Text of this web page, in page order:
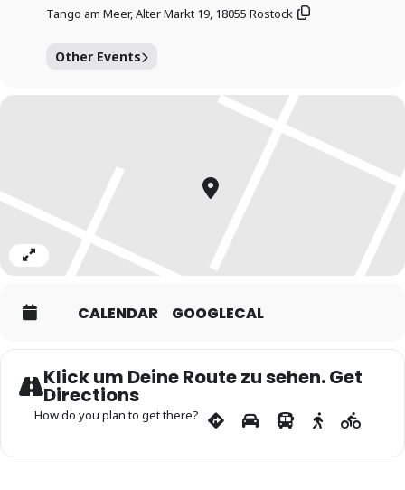
Wir bitten sehr um eine Anmeldung unter
zusammen besser planen können
Tango am Meer, Alter Markt 19, 18055 Rostock
Other Events
CALENDAR GOOGLECAL
Klick um Deine Route zu sehen. Get
Directions
How do you plan to get there?